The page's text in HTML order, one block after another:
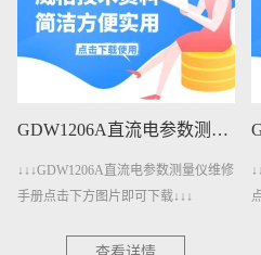
GDW401A变压器测量仪维修手册下载
↓↓↓GDW401A变压器测量仪维修手册
点击下方图片即可下载↓↓↓